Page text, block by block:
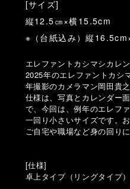
[サイズ]
縦12.5㎝×横15.5cm
※（台紙込み）縦
エレファントカシマシカレ
2025年のエレファントカシ
年撮影のカメラマン岡田貴
仕様は、写真とカレンダー
で、今回は、例年のエレフ
一回り小さいサイズです。
ご自宅や職場など身の回り
[仕様]
卓上タイプ（